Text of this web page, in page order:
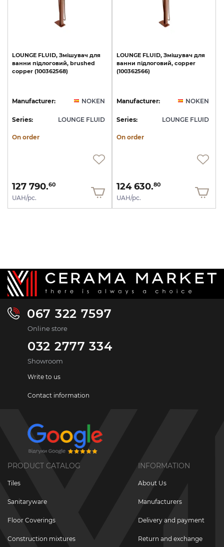
LOUNGE FLUID, Змішувач для
ванни підлоговий, brushed
copper (100362568)
Manufacturer: NOKEN
Series: LOUNGE FLUID
On order
127 790.60
UAH/pc.
LOUNGE FLUID, Змішувач для
ванни підлоговий, copper
(100362566)
Manufacturer: NOKEN
Series: LOUNGE FLUID
On order
124 630.80
UAH/pc.
067 322 7597
Online store
032 2777 334
Showroom
Write to us
Contact information
PRODUCT CATALOG
Tiles
Sanitaryware
Floor Coverings
Construction mixtures
INFORMATION
About Us
Manufacturers
Delivery and payment
Return and exchange